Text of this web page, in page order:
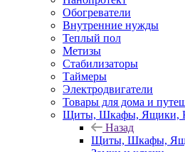
Обогреватели
Внутренние нужды
Теплый пол
Метизы
Стабилизаторы
Таймеры
Электродвигатели
Товары для дома и
Щиты, Шкафы, Ящики,
Назад
Щиты, Шкафы,